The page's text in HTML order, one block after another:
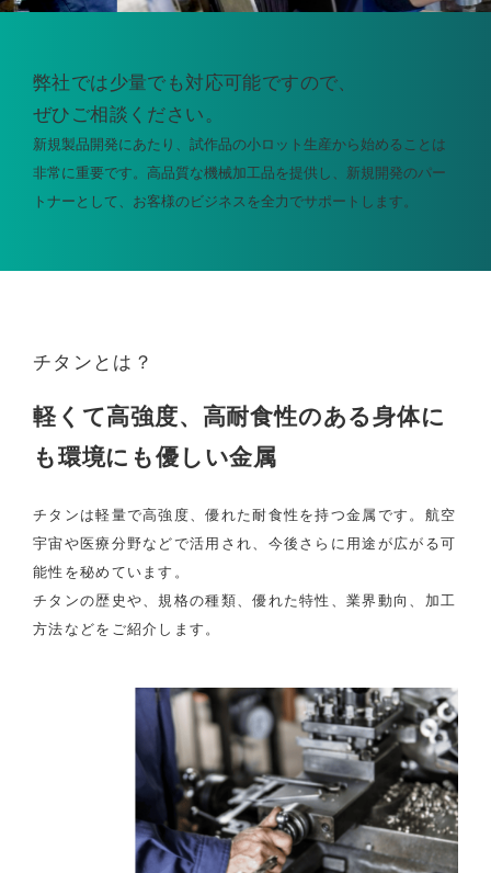
弊社では少量でも対応可能ですので、
ぜひご相談ください。
新規製品開発にあたり、試作品の小ロット生産から始めることは
非常に重要です。高品質な機械加工品を提供し、新規開発のパー
トナーとして、お客様のビジネスを全力でサポートします。
チタンとは？
軽くて高強度、 高耐食性のある身体に
も環境にも優しい金属
チタンは軽量で高強度、優れた耐食性を持つ金属です。航空
宇宙や医療分野などで活用され、今後さらに用途が広がる可
能性を秘めています。
チタンの歴史や、規格の種類、優れた特性、業界動向、加工
方法などをご紹介します。